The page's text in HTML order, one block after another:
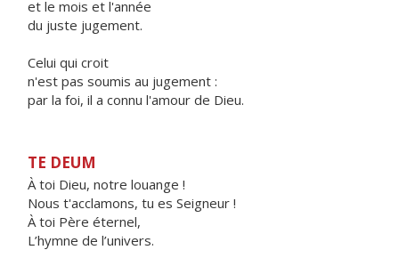
et le mois et l'année
du juste jugement.
Celui qui croit
n'est pas soumis au jugement :
par la foi, il a connu l'amour de Dieu.
TE DEUM
À toi Dieu, notre louange !
Nous t'acclamons, tu es Seigneur !
À toi Père éternel,
L’hymne de l’univers.